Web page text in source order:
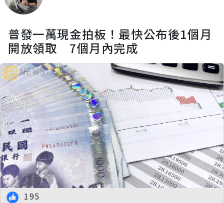
普發一萬現金拍板！最快公布後1個月
開放領取 7個月內完成
195